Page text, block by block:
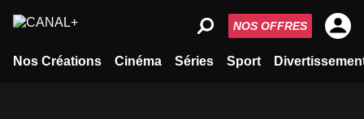
Nos Créations Cinéma Séries Sport
NOS OFFRES